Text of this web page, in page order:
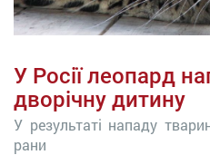
У Росії леопард
дворічну дитину
У результаті нападу
рани